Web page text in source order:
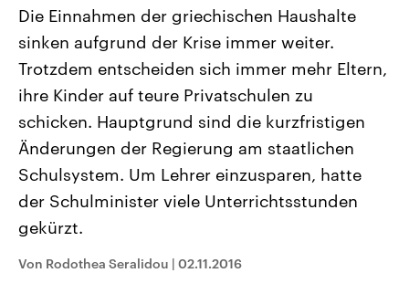
Landtagswahl Sachsen-Anhalt
2026
Alle Informationen
Sachsen-Anhalt wählt am 6.
September 2026 einen neuen
Landtag. Seit 2021 wird das
Bundesland von einer Koalition aus
CDU, SPD und FDP regiert.-
Umfragen, Prognosen,
Wahlprogramme, aktuelle Berichte
und Hintergründe zu den Parteien
und Kandidaten der anstehenden
Wahl.
Aktuelle Beiträge,
Hintergründe
Wirtschaftlich und
gehören die Vereinigten
den mächtigsten Ländern
mit großem Einfluss auf
Sendungen Programm Podcasts
Die Einnahmen der griechischen Haushalte
sinken aufgrund der Krise immer weiter.
Trotzdem entscheiden sich immer mehr Eltern,
ihre Kinder auf teure Privatschulen zu
schicken. Hauptgrund sind die kurzfristigen
Änderungen der Regierung am staatlichen
Schulsystem. Um Lehrer einzusparen, hatte
der Schulminister viele Unterrichtsstunden
gekürzt.
Von Rodothea Seralidou | 02.11.2016